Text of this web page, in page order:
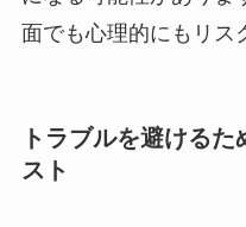
面でも心理的にもリス
トラブルを避ける
スト